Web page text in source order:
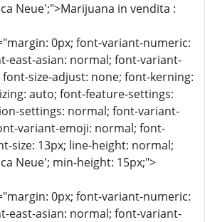
Neue';">Marijuana in vendita :
0px; font-variant-numeric:
east-asian: normal; font-variant-
size-adjust: none; font-kerning:
auto; font-feature-settings:
settings: normal; font-variant-
variant-emoji: normal; font-
size: 13px; line-height: normal;
Neue'; min-height: 15px;">
0px; font-variant-numeric:
east-asian: normal; font-variant-